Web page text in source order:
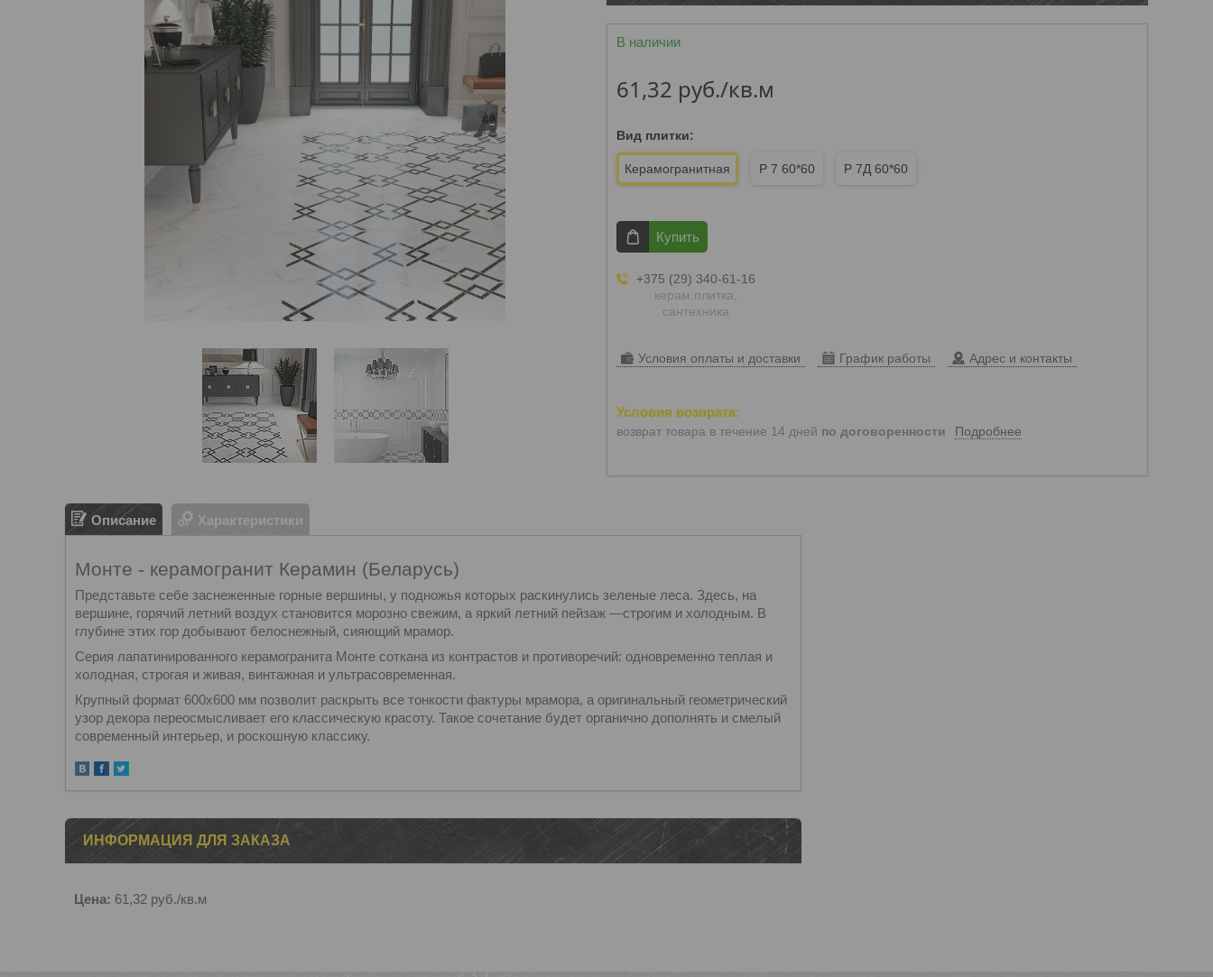
В наличии
61,32 руб./кв.м
Вид плитки:
Керамогранитная Р 7 60*60 Р 7Д 60*60
Купить
+375 (29) 340-61-16
керам.плитка,
сантехника
Условия оплаты и доставки График работы Адрес и контакты
возврат товара в течение 14 дней по договоренности Подробнее
Описание Характеристики
Монте - керамогранит Керамин (Беларусь)
Представьте себе заснеженные горные вершины, у подножья которых раскинулись зеленые леса. Здесь, на
вершине, горячий летний воздух становится морозно свежим, а яркий летний пейзаж —строгим и холодным. В
глубине этих гор добывают белоснежный, сияющий мрамор.
Серия лапатинированного керамогранита Монте соткана из контрастов и противоречий: одновременно теплая и
холодная, строгая и живая, винтажная и ультрасовременная.
Крупный формат 600х600 мм позволит раскрыть все тонкости фактуры мрамора, а оригинальный геометрический
узор декора переосмысливает его классическую красоту. Такое сочетание будет органично дополнять и смелый
современный интерьер, и роскошную классику.
ИНФОРМАЦИЯ ДЛЯ ЗАКАЗА
Цена: 61,32 руб./кв.м